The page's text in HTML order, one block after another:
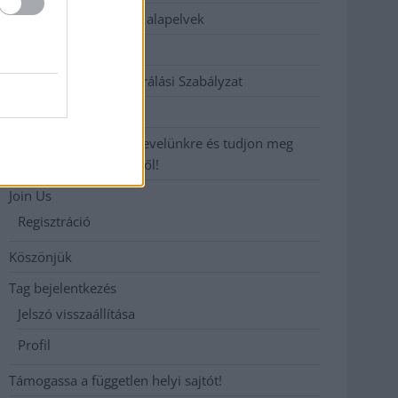
Etikai és függetlenségi alapelvek
Hozzászólási és Moderálási Szabályzat
Iratkozzon fel heti hírlevelünkre és tudjon meg
még többet megyénkről!
Join Us
Regisztráció
Köszönjük
Tag bejelentkezés
Jelszó visszaállítása
Profil
Támogassa a független helyi sajtót!